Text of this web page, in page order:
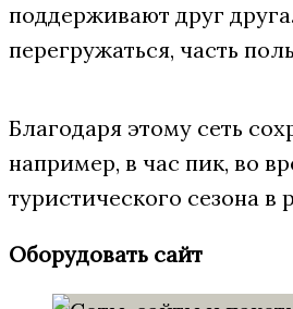
поддерживают друг
перегружаться, часть
Благодаря этому сеть
например, в час пик, во
туристического сезона
Оборудовать сайт